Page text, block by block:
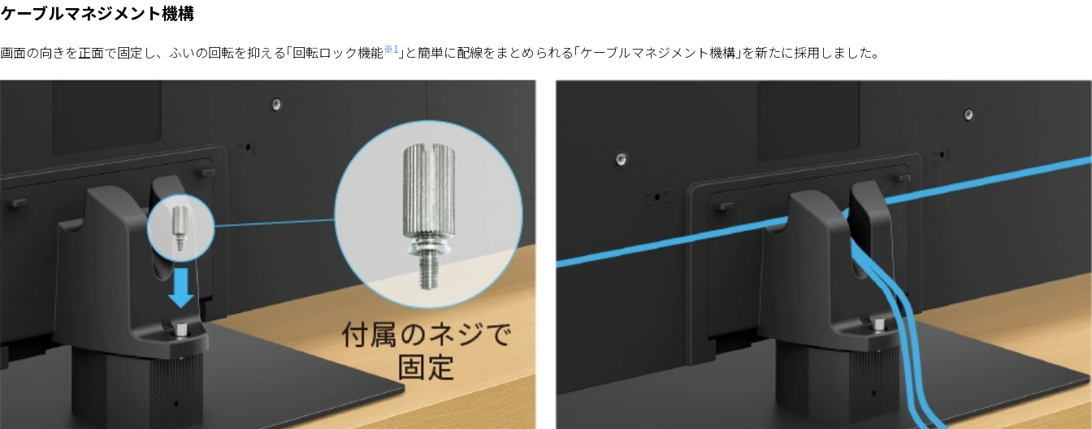
ケーブルマネジメント機構
画面の向きを正面で固定し、ふいの回転を抑える｢回転ロック機能※1 ｣と簡単に配線をまとめられる｢ケーブルマネジメント機構｣を新たに採用しました。